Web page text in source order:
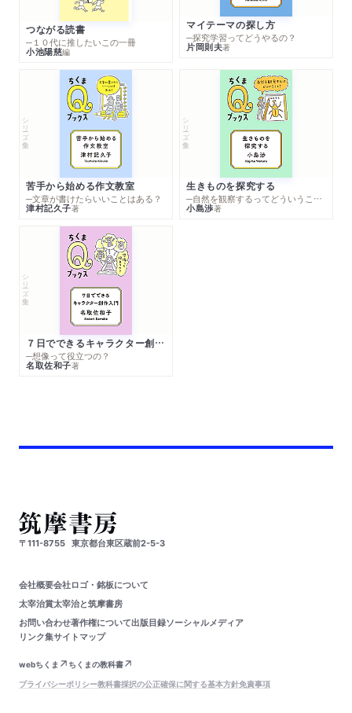
つながる読書
─１０代に推したいこの一冊
小池陽慈編
マイテーマの探し方
─探究学習ってどうやるの？
片岡則夫著
シリーズ・全集
苦手から始める作文教室
─文章が書けたらいいことはある？
津村記久子著
シリーズ・全集
生きものを探究する
─自然を観察するってどういうこと？
小島渉著
シリーズ・全集
７日でできるキャラクター創作入門
─想像って役立つの？
名取佐和子著
〒111-8755 東京都台東区蔵前2-5-3
会社概要会社ロゴ・銘板について
太宰治賞太宰治と筑摩書房
お問い合わせ著作権について出版目録ソーシャルメディア
リンク集サイトマップ
webちくま
ちくまの教科書
プライバシーポリシー教科書採択の公正確保に関する基本方針免責事項